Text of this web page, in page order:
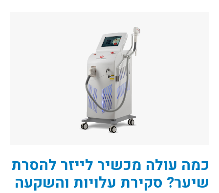
כמה עולה מכשיר לייזר להסרת
שיער? סקירת עלויות והשקעה